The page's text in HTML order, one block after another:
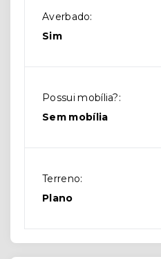
Averbado:
Sim
Possui mobília?:
Sem mobília
Terreno:
Plano